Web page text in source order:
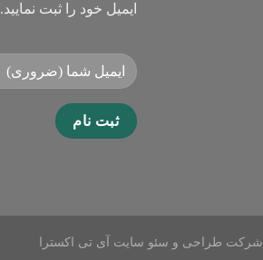
ایمیل خود را ثبت نمایید.
شرکت طراحی و سئو سایت آی تی اکسترا